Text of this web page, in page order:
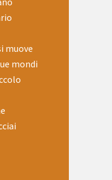
muove
mondi